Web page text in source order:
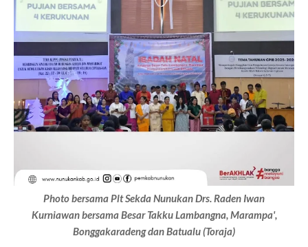
Photo bersama Plt Sekda NunukanDrs. Raden Iwan
Kurniawan bersamaBesar Takku Lambangna, Marampa',
Bonggakaradeng dan Batualu (Toraja)